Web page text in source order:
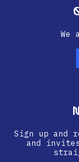
We
Sign up and
and